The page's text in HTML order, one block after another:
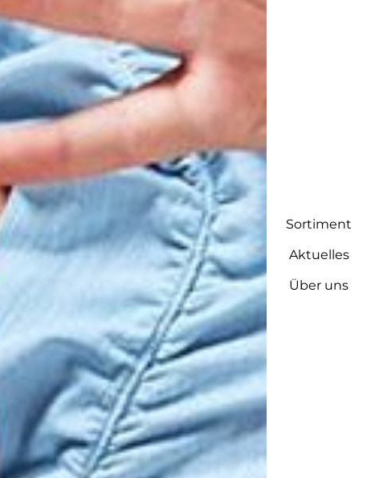
Sortiment
Aktuelles
Über uns